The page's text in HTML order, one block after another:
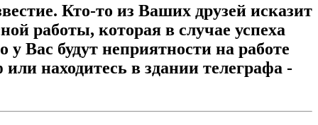
Кто-то из Ваших друзей исказит
работы, которая в случае успеха
Вас будут неприятности на работе
находитесь в здании телеграфа -